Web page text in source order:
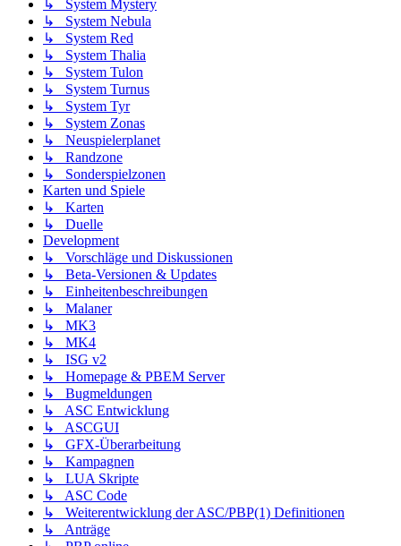
↳ System Mystery
↳ System Nebula
↳ System Red
↳ System Thalia
↳ System Tulon
↳ System Turnus
↳ System Tyr
↳ System Zonas
↳ Neuspielerplanet
↳ Randzone
↳ Sonderspielzonen
Karten und Spiele
↳ Karten
↳ Duelle
Development
↳ Vorschläge und Diskussionen
↳ Beta-Versionen & Updates
↳ Einheitenbeschreibungen
↳ Malaner
↳ MK3
↳ MK4
↳ ISG v2
↳ Homepage & PBEM Server
↳ Bugmeldungen
↳ ASC Entwicklung
↳ ASCGUI
↳ GFX-Überarbeitung
↳ Kampagnen
↳ LUA Skripte
↳ ASC Code
↳ Weiterentwicklung der ASC/PBP(1) Definitionen
↳ Anträge